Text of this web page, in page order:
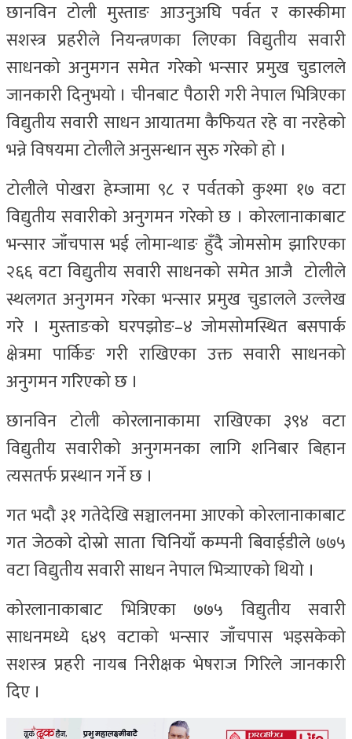
छानविन टोली मुस्ताङ आउनुअघि पर्वत र कास्कीमा
सशस्त्र प्रहरीले नियन्त्रणका लिएका विद्युतीय सवारी
साधनको अनुमगन समेत गरेको भन्सार प्रमुख चुडालले
जानकारी दिनुभयो । चीनबाट पैठारी गरी नेपाल भित्रिएका
विद्युतीय सवारी साधन आयातमा कैफियत रहे वा नरहेको
भन्ने विषयमा टोलीले अनुसन्धान सुरु गरेको हो ।
टोलीले पोखरा हेम्जामा ९८ र पर्वतको कुश्मा १७ वटा
विद्युतीय सवारीको अनुगमन गरेको छ । कोरलानाकाबाट
भन्सार जाँचपास भई लोमान्थाङ हुँदै जोमसोम झारिएका
२६६ वटा विद्युतीय सवारी साधनको समेत आजै टोलीले
स्थलगत अनुगमन गरेका भन्सार प्रमुख चुडालले उल्लेख
गरे । मुस्ताङको घरपझोङ–४ जोमसोमस्थित बसपार्क
क्षेत्रमा पार्किङ गरी राखिएका उक्त सवारी साधनको
अनुगमन गरिएको छ ।
छानविन टोली कोरलानाकामा राखिएका ३९४ वटा
विद्युतीय सवारीको अनुगमनका लागि शनिबार बिहान
त्यसतर्फ प्रस्थान गर्ने छ ।
गत भदौ ३१ गतेदेखि सञ्चालनमा आएको कोरलानाकाबाट
गत जेठको दोस्रो साता चिनियाँ कम्पनी बिवाईडीले ७७५
वटा विद्युतीय सवारी साधन नेपाल भित्र्याएको थियो ।
कोरलानाकाबाट भित्रिएका ७७५ विद्युतीय सवारी
साधनमध्ये ६४९ वटाको भन्सार जाँचपास भइसकेको
सशस्त्र प्रहरी नायब निरीक्षक भेषराज गिरिले जानकारी
दिए ।